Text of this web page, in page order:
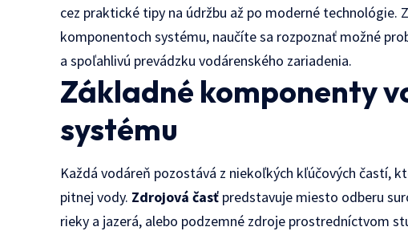
cez praktické tipy na údržbu až po moderné technológie.
komponentoch systému, naučíte sa rozpoznať možné
a spoľahlivú prevádzku vodárenského zariadenia.
Základné komponenty
systému
Každá vodáreň pozostává z niekoľkých kľúčových častí,
pitnej vody. Zdrojová časť predstavuje miesto odberu
rieky a jazerá, alebo podzemné zdroje prostredníctvom